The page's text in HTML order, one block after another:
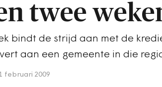
twee
bindt de strijd aan met de
aan een gemeente in die
februari 2009